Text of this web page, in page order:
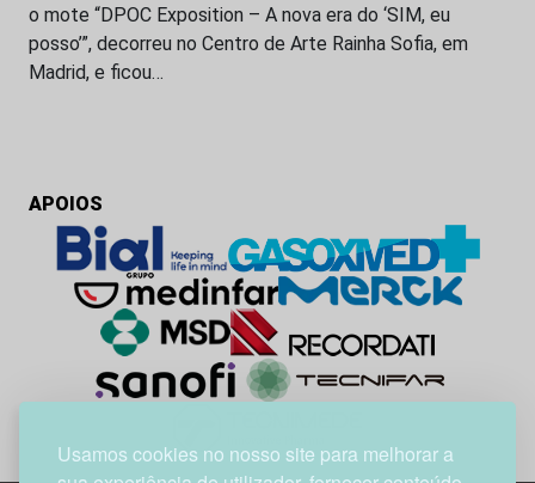
Usamos cookies no nosso site para melhorar a
o mote “DPOC Exposition – A nova era do ‘SIM, eu
posso’”, decorreu no Centro de Arte Rainha Sofia, em
Madrid, e ficou…
APOIOS